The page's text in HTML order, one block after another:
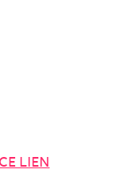
CE LIEN